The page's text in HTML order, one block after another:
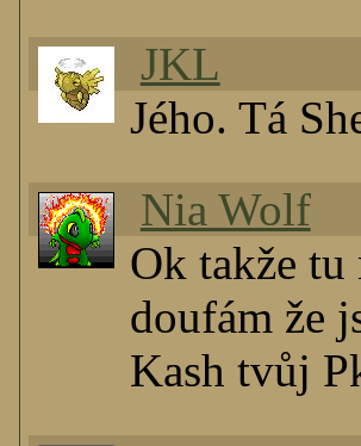
JKL
Jého. Tá
Nia Wolf
Ok takže tu
doufám že
Kash tvůj